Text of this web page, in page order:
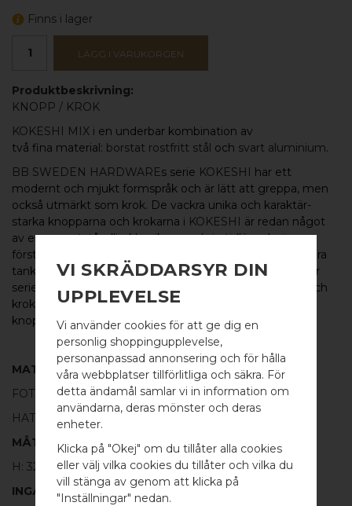
WELCOME TO
BB SWEDEN HARDWARE
Välj land / Choose country
Finns i lager
LÄGG I VARUKORGEN
Produktbeskrivning:
KNOPP / KROK
KOKESHI MIX i en underbar kombination av
två fina material: borstat rostfritt stål och svart aluminium.
BB SWEDEN HARDWAREs serie KOKESHI har ett
modernt och mjukt formspråk och är lätt att greppa, men
också utmärkt som krok. De vackra unika och karaktär-
starka knopparna och krokarna i KOKESHI är redan något
av en oemotståndlig klassiker med sin tidlösa design,
förstklassiga kvalitet och charmiga form. Formen kan föra
tankarna till de japanska Kokeshi-dockor av trä som lånar
serien dess namn. Serien
omfattar knoppar och
krokar i flera varianter och kombinationer, från fina små
knoppar till längre krokar samt somglasdörrsknoppar.
MATERIAL
FOT:
100% BORSTAT ROSTFRITT STÅL
HATT:
100% SVART ALUMINIUM
MÅTT
H: 32MM Ø: 18MM
INGÅR
VI SKRÄDDARSYR DIN
UPPLEVELSE
Vi använder cookies för att ge dig en
personlig shoppingupplevelse,
personanpassad annonsering och för hålla
våra webbplatser tillförlitliga och säkra. För
detta ändamål samlar vi in information om
användarna, deras mönster och deras
enheter.
Klicka på "Okej" om du tillåter alla cookies
eller välj vilka cookies du tillåter och vilka du
vill stänga av genom att klicka på
"Inställningar" nedan.